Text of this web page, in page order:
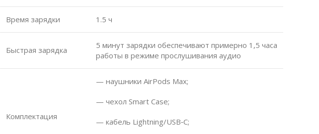
Время зарядки 1.5 ч
Быстрая зарядка
5 минут зарядки обеспечивают примерно 1,5 часа
работы в режиме прослушивания аудио
Комплектация
— наушники AirPods Max;
— чехол Smart Case;
— кабель Lightning/USB‑C;